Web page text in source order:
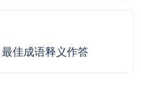
佳成语释义作答